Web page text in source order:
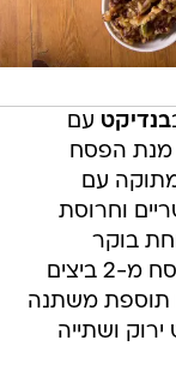
בנדיקט עם
מנת הפסח
עם
וחרוסת
בוקר
ישראלית. יש גם אגז בנדיקט כשר לפסח מ-2 ביצים
תוספת משתנה
ושתייה